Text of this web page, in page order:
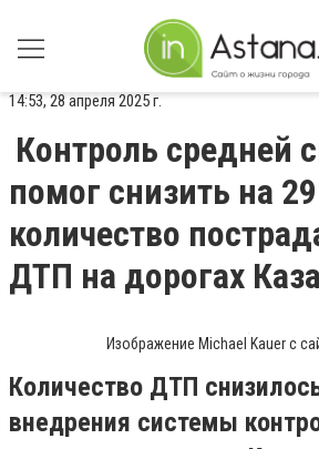
14:53, 28 апреля 2025 г.
Контроль средней
помог снизить на
количество
ДТП на дорогах
Изображение Michael Kauer с
Количество ДТП
внедрения системы